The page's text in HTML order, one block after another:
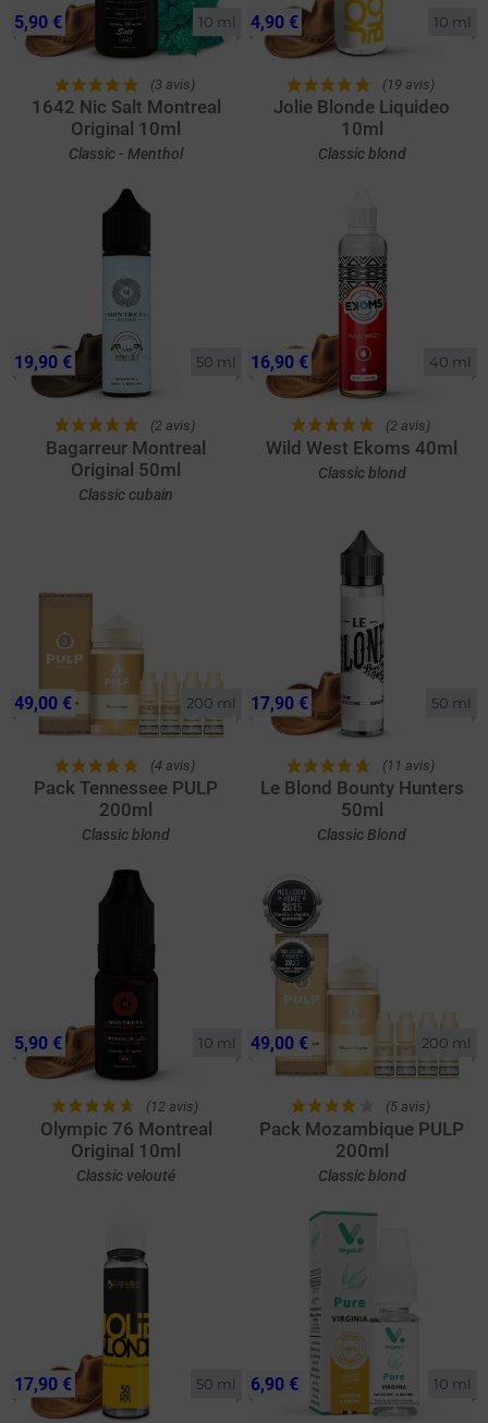
10 ml
(3 avis)
1642 Nic Salt Montreal
Original 10ml
Classic - Menthol
5,90 € 10 ml
(19 avis)
Jolie Blonde Liquideo
10ml
Classic blond
4,90 €
50 ml
(2 avis)
Bagarreur Montreal
Original 50ml
Classic cubain
19,90 € 40 ml
(2 avis)
Wild West Ekoms 40ml
Classic blond
16,90 €
200 ml
(4 avis)
Pack Tennessee PULP
200ml
Classic blond
49,00 € 50 ml
(11 avis)
Le Blond Bounty Hunters
50ml
Classic Blond
17,90 €
10 ml
(12 avis)
Olympic 76 Montreal
Original 10ml
Classic velouté
5,90 € 200 ml
(5 avis)
Pack Mozambique PULP
200ml
Classic blond
49,00 €
50 ml
17,90 € 10 ml
6,90 €